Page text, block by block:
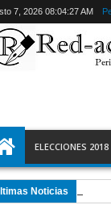
7, 2026 08:04:28 AM
ELECCIONES 2018
Noticias